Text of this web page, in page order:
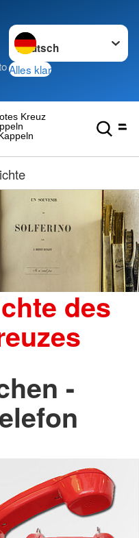
Sprache wechseln zu
Alles klar
Kreuz
des
-